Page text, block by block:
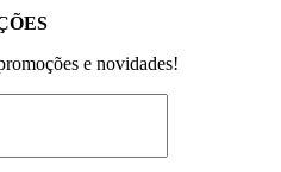
e novidades!